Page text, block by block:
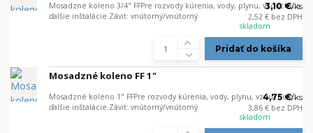
Mosadzné koleno 3/4" FFPre rozvody kúrenia, vody, plynu, vzduchu a
ďalšie inštalácie.Závit: vnútorný/vnútorný
3,10 €/ks
2,52 € bez DPH
skladom
Pridať do košíka
Mosadzné koleno FF 1"
Mosadzné koleno 1" FFPre rozvody kúrenia, vody, plynu, vzduchu a
ďalšie inštalácie.Závit: vnútorný/vnútorný
4,75 €/ks
3,86 € bez DPH
skladom